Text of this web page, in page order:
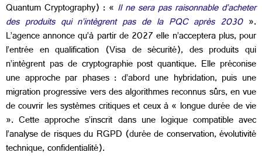
Quantum Cryptography) : « Il ne sera pas raisonnable d’acheter
des produits qui n’intègrent pas de la PQC après 2030».
L’agence annonce qu’à partir de 2027 elle n’acceptera plus, pour
l’entrée en qualification (Visa de sécurité), des produits qui
n’intègrent pas de cryptographie post quantique. Elle préconise
une approche par phases : d’abord une hybridation, puis une
migration progressive vers des algorithmes reconnus sûrs, en vue
de couvrir les systèmes critiques et ceux à « longue durée de vie
». Cette approche s’inscrit dans une logique compatible avec
l’analyse de risques du RGPD (durée de conservation, évolutivité
technique, confidentialité).